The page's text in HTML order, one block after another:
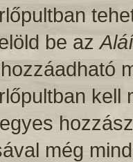
be az
kell
még